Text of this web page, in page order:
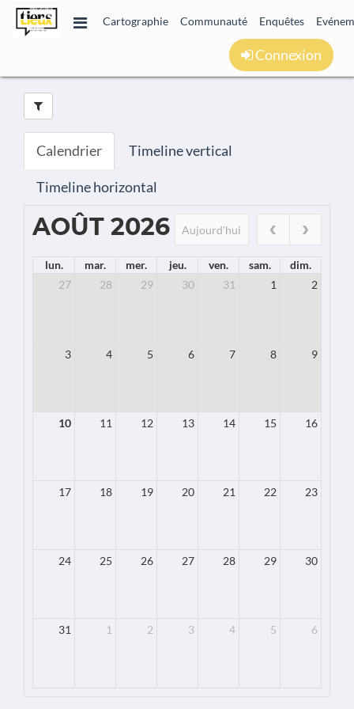
Cartographie Communauté Enquêtes
Connexion
Calendrier Timeline vertical
Timeline horizontal
AOÛT 2026 Aujourd'hui
lun. mar. mer. jeu. ven. sam.
dim.
27
28 29 30 31 1 2
3 4 5 6 7 8 9
10 11 12 13 14 15 16
17 18 19 20 21 22 23
24 25 26 27 28 29 30
31 1 2 3 4 5 6